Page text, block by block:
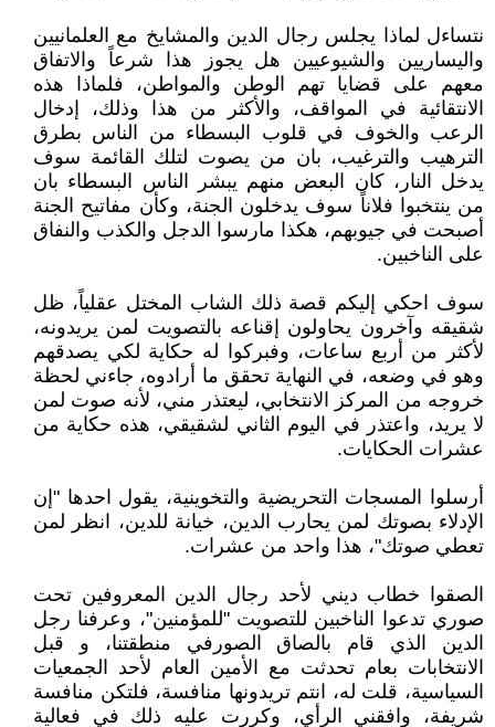
نتساءل لماذا يجلس رجال الدين والمشايخ مع العلمانيين
واليساريين والشيوعيين هل يجوز هذا شرعاً والاتفاق
معهم على قضايا تهم الوطن والمواطن، فلماذا هذه
الانتقائية في المواقف، والأكثر من هذا وذلك، إدخال
الرعب والخوف في قلوب البسطاء من الناس بطرق
الترهيب والترغيب، بان من يصوت لتلك القائمة سوف
يدخل النار، كان البعض منهم يبشر الناس البسطاء بان
من ينتخبوا فلاناً سوف يدخلون الجنة، وكأن مفاتيح الجنة
أصبحت في جيوبهم، هكذا مارسوا الدجل والكذب والنفاق
على الناخبين.
سوف احكي إليكم قصة ذلك الشاب المختل عقلياً، ظل
شقيقه وآخرون يحاولون إقناعه بالتصويت لمن يريدونه،
لأكثر من أربع ساعات، وفبركوا له حكاية لكي يصدقهم
وهو في وضعه، في النهاية تحقق ما أرادوه، جاءني لحظة
خروجه من المركز الانتخابي، ليعتذر مني، لأنه صوت لمن
لا يريد، واعتذر في اليوم الثاني لشقيقي، هذه حكاية من
عشرات الحكايات.
أرسلوا المسجات التحريضية والتخوينية، يقول احدها "إن
الإدلاء بصوتك لمن يحارب الدين، خيانة للدين، انظر لمن
تعطي صوتك"، هذا واحد من عشرات.
الصقوا خطاب ديني لأحد رجال الدين المعروفين تحت
صوري تدعوا الناخبين للتصويت "للمؤمنين"، وعرفنا رجل
الدين الذي قام بالصاق الصورفي منطقتنا، و قبل
الانتخابات بعام تحدثت مع الأمين العام لأحد الجمعيات
السياسية، قلت له، انتم تريدونها منافسة، فلتكن منافسة
شريفة، وافقني الرأي، وكررت عليه ذلك في فعالية